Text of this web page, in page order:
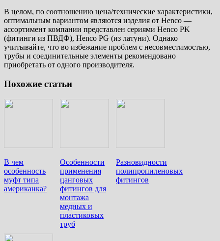
В целом, по соотношению цена/технические характеристики,
оптимальным вариантом являются изделия от Henco —
ассортимент компании представлен сериями Henco PK
(фитинги из ПВДФ), Henco PG (из латуни). Однако
учитывайте, что во избежание проблем с несовместимостью,
трубы и соединительные элементы рекомендовано
приобретать от одного производителя.
Похожие статьи
В чем
особенность
муфт типа
американка?
Особенности
применения
цанговых
фитингов для
монтажа
медных и
пластиковых
труб
Разновидности
полипропиленовых
фитингов